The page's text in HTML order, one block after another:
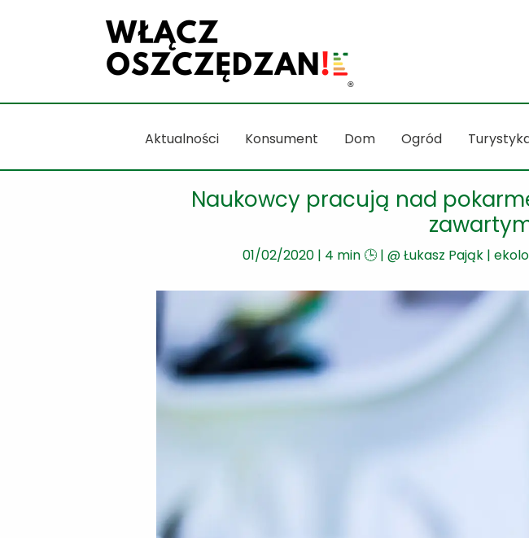
Aktualności Konsument Dom Ogród
Naukowcy pracują nad
01/02/2020 | 4 min 🕒 | @Łukasz Pająk |